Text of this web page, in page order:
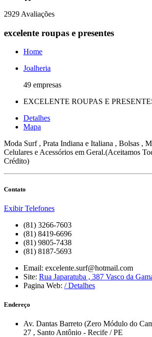
2929 Avaliações
excelente roupas e presentes
Home
Joalheria
49 empresas
EXCELENTE ROUPAS E
Detalhes
Mapa
Moda Surf , Prata Indiana e Italiana , Bolsas ,
Celulares e Acessórios em Geral.(Aceitamos
Crédito)
Contato
Exibir Telefones
(81) 3266-7603
(81) 8419-6696
(81) 9805-7438
(81) 8187-5693
Email: excelente.surf@hotmail.com
Site: Rua Japaratuba , 387 Vasco da
Pagina Web: / Detalhes
Endereço
Av. Dantas Barreto (Zero Módulo do
27 , Santo Antônio - Recife /PE